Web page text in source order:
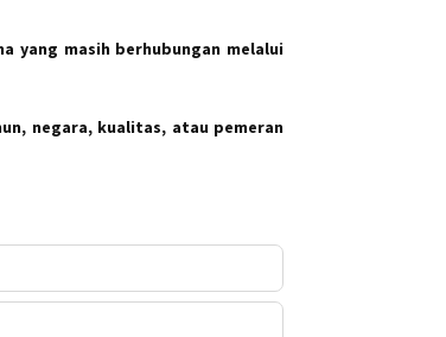
yang masih berhubungan melalui
negara, kualitas, atau pemeran